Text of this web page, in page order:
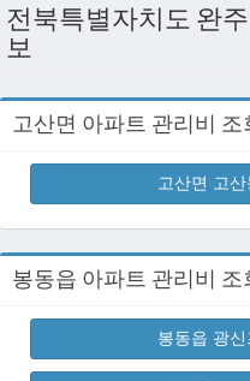
전북특별자치도 완
보
고산면 아파트 관리비 조
고산면 고
봉동읍 아파트 관리비 조
봉동읍 광